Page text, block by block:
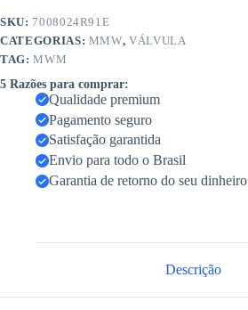
SKU: 7008024R91E
CATEGORIAS: MMW,VÁLVULA
TAG:MWM
5 Razões para comprar:
Qualidade premium
Pagamento seguro
Satisfação garantida
Envio para todo o Brasil
Garantia de retorno do seu dinheiro
Descrição